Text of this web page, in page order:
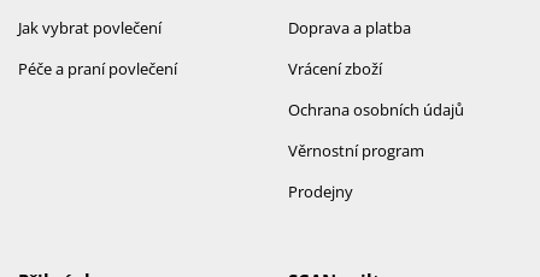
Jak vybrat povlečení
Péče a praní povlečení
Doprava a platba
Vrácení zboží
Ochrana osobních údajů
Věrnostní program
Prodejny